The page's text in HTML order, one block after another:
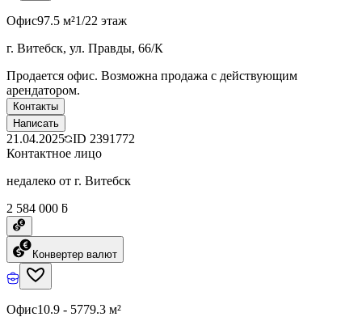
Офис97.5 м²1/22 этаж
г. Витебск, ул. Правды, 66/К
Продается офис. Возможна продажа с действующим
арендатором.
Контакты
Написать
21.04.2025 ID 2391772
Контактное лицо
недалеко от г. Витебск
2 584 000 ƃ
Конвертер валют
Офис10.9 - 5779.3 м²